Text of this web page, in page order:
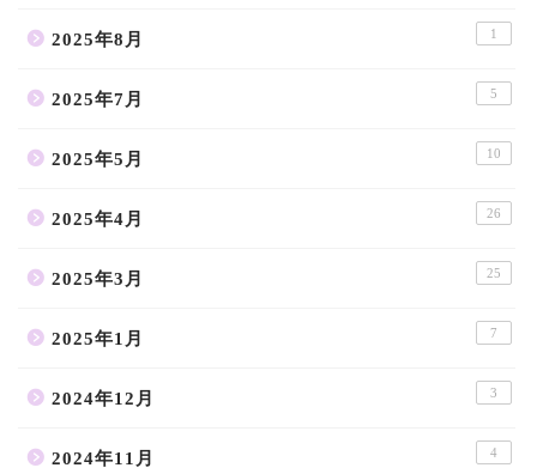
2025年8月 1
2025年7月 5
2025年5月 10
2025年4月 26
2025年3月 25
2025年1月 7
2024年12月 3
2024年11月 4